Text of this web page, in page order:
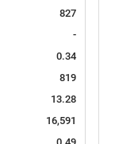
827
-
0.34
819
13.28
16,591
0.49